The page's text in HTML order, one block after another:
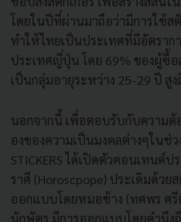
โดยในปีที่ผ่านมาถือว่ามีการใช้ส
ทำให้ไทยเป็นประเทศที่มีอัตราก
ประเทศญี่ปุ่น โดย 69% ของผู้ซื้
เป็นกลุ่มอายุระหว่าง 25-29 ปี สูง
นอกจากนี้ เพื่อตอบรับกับความต้
องของความเป็นมงคลต่างๆในช่
STICKERS ได้เปิดตัวคอนเทนต์ป
ราศี (Horoscpope) ประเดิมด้วย
ออกแบบโดยหมอช้าง (ทศพร ศ
นักษัตร มีการออกแบบโดยคำนึง